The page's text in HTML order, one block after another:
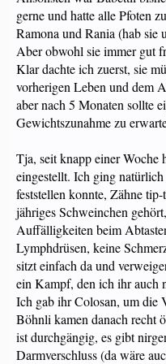
gerne und hatte alle Pfoten
Ramona und Rania (hab sie
Aber obwohl sie immer gut
Klar dachte ich zuerst, sie
vorherigen Leben und dem
aber nach 5 Monaten sollte
Gewichtszunahme zu
Tja, seit knapp einer Woche
eingestellt. Ich ging
feststellen konnte, Zähne
jähriges Schweinchen
Auffälligkeiten beim
Lymphdrüsen, keine
sitzt einfach da und
ein Kampf, den ich ihr auch
Ich gab ihr Colosan, um die
Böhnli kamen danach recht
ist durchgängig, es gibt
Darmverschluss (da wäre